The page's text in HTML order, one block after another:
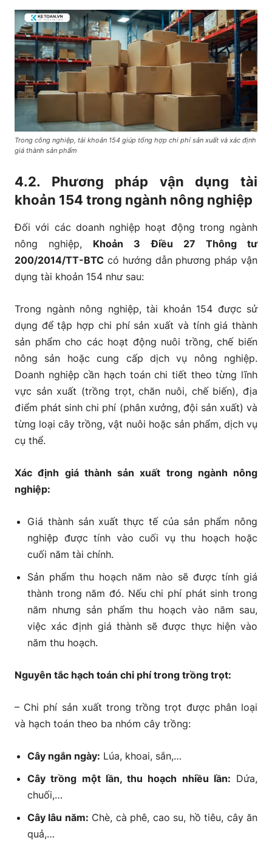
Trong công nghiệp, tài khoản 154 giúp tổng hợp chi phí sản xuất và xác định
giá thành sản phẩm
4.2. Phương pháp vận dụng tài
khoản 154 trong ngành nông nghiệp
Đối với các doanh nghiệp hoạt động trong ngành
nông nghiệp, Khoản 3 Điều 27 Thông tư
200/2014/TT-BTC có hướng dẫn phương pháp vận
dụng tài khoản 154 như sau:
Trong ngành nông nghiệp, tài khoản 154 được sử
dụng để tập hợp chi phí sản xuất và tính giá thành
sản phẩm cho các hoạt động nuôi trồng, chế biến
nông sản hoặc cung cấp dịch vụ nông nghiệp.
Doanh nghiệp cần hạch toán chi tiết theo từng lĩnh
vực sản xuất (trồng trọt, chăn nuôi, chế biến), địa
điểm phát sinh chi phí (phân xưởng, đội sản xuất) và
từng loại cây trồng, vật nuôi hoặc sản phẩm, dịch vụ
cụ thể.
Xác định giá thành sản xuất trong ngành nông
nghiệp:
Giá thành sản xuất thực tế của sản phẩm nông
nghiệp được tính vào cuối vụ thu hoạch hoặc
cuối năm tài chính.
Sản phẩm thu hoạch năm nào sẽ được tính giá
thành trong năm đó. Nếu chi phí phát sinh trong
năm nhưng sản phẩm thu hoạch vào năm sau,
việc xác định giá thành sẽ được thực hiện vào
năm thu hoạch.
Nguyên tắc hạch toán chi phí trong trồng trọt:
– Chi phí sản xuất trong trồng trọt được phân loại
và hạch toán theo ba nhóm cây trồng:
Cây ngắn ngày: Lúa, khoai, sắn,…
Cây trồng một lần, thu hoạch nhiều lần: Dứa,
chuối,…
Cây lâu năm: Chè, cà phê, cao su, hồ tiêu, cây ăn
quả,…